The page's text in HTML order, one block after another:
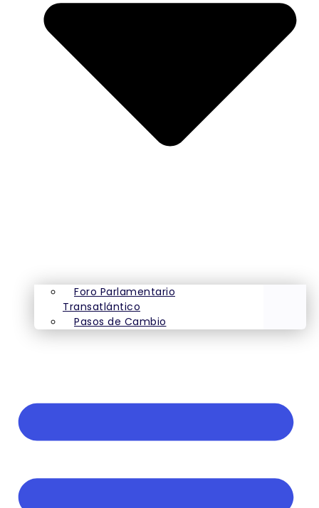
Foro Parlamentario
Transatlántico
Pasos de Cambio